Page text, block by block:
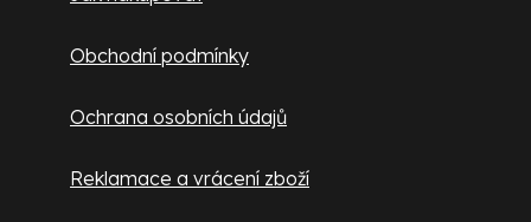
Obchodní podmínky
Ochrana osobních údajů
Reklamace a vrácení zboží